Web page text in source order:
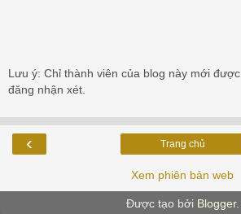
Lưu ý: Chỉ thành viên của blog này mới được
đăng nhận xét.
‹ Trang chủ
Xem phiên bản web
Được tạo bởi Blogger.